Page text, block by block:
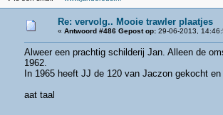
Re: vervolg.. Mooie trawler plaatjes
« Antwoord #486 Gepost op:29-06-2013,
Alweer een prachtig schilderij Jan. Alleen de
1962.
In 1965 heeft JJ de 120 van Jaczon gekocht
aat taal